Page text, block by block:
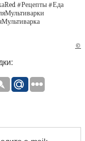
#Рецепты #Еда
©